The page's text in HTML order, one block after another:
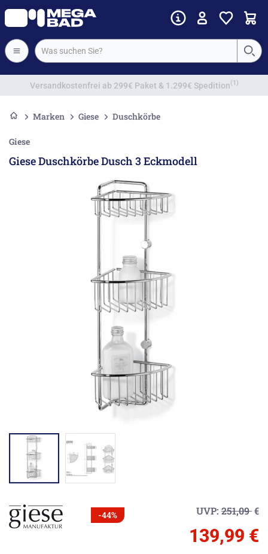
Vorkassenrabatt
Marken Giese Duschkörbe
Giese
Giese Duschkörbe Dusch 3 Eckmodell
-44% UVP: 251,09€
139,99 €